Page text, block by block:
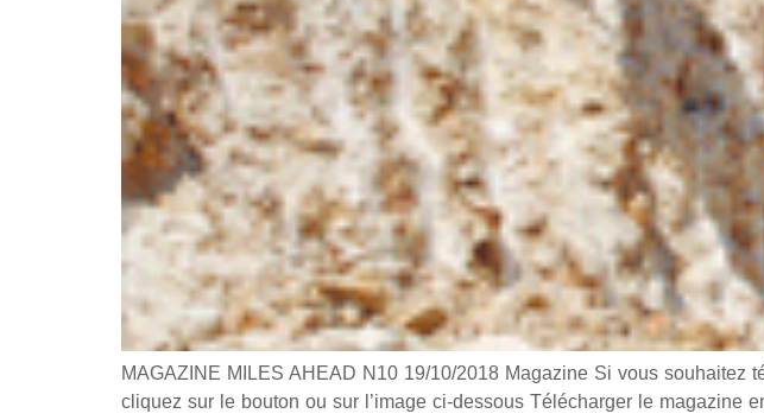
MAGAZINE MILES AHEAD N10 19/10/2018 Magazine Si vous
cliquez sur le bouton ou sur l’image ci-dessous Télécharger le magazine